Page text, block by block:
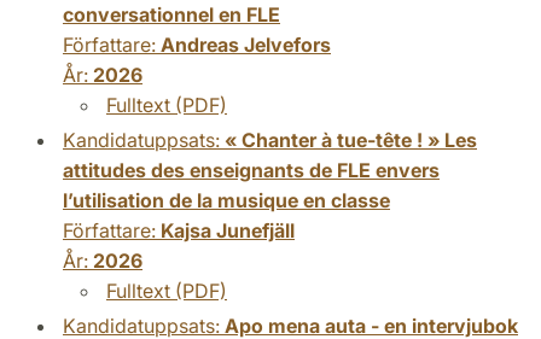
conversationnel en FLE
Författare: Andreas Jelvefors
År: 2026
Fulltext (PDF)
Kandidatuppsats: « Chanter à tue-tête ! » Les
attitudes des enseignants de FLE envers
l’utilisation de la musique en classe
Författare: Kajsa Junefjäll
År: 2026
Fulltext (PDF)
Kandidatuppsats: Apo mena auta - en intervjubok